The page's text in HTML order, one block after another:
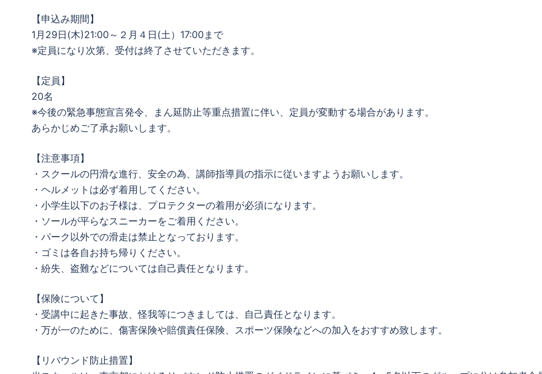
【申込み期間】
1月29日(木)21:00～２月４日(土）17:00まで
※定員になり次第、受付は終了させていただきます。
【定員】
20名
※今後の緊急事態宣言発令、まん延防止等重点措置に伴い、定員が変動する場合があります。
あらかじめご了承お願いします。
【注意事項】
・スクールの円滑な進行、安全の為、講師指導員の指示に従いますようお願いします。
・ヘルメットは必ず着用してください。
・小学生以下のお子様は、プロテクターの着用が必須になります。
・ソールが平らなスニーカーをご着用ください。
・パーク以外での滑走は禁止となっております。
・ゴミは各自お持ち帰りください。
・紛失、盗難などについては自己責任となります。
【保険について】
・受講中に起きた事故、怪我等につきましては、自己責任となります。
・万が一のために、傷害保険や賠償責任保険、スポーツ保険などへの加入をおすすめ致します。
【リバウンド防止措置】